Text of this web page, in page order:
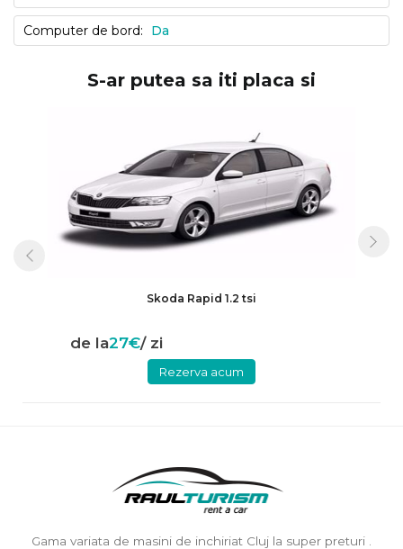
Computer de bord: Da
S-ar putea sa iti placa si
Skoda Rapid 1.2 tsi
de la27€/ zi
Rezerva acum
Gama variata de masini de inchiriat Cluj la super preturi .